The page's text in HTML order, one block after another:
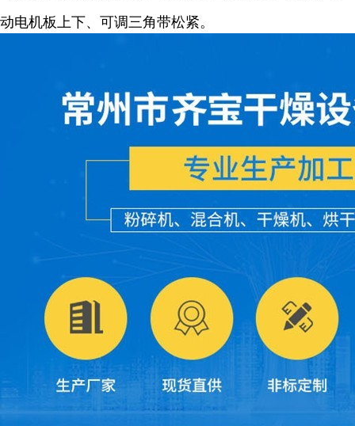
动电机板上下、可调三角带松紧。